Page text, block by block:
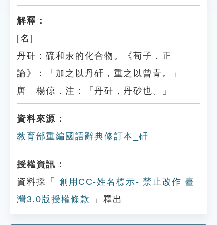
解釋：
[名]
丹矸：硫和汞的化合物。《荀子．正
論》：「加之以丹矸，重之以曾青。」
唐．楊倞．注：「丹矸，丹砂也。」
資料來源：
教育部重編國語辭典修訂本_矸
授權資訊：
資料採「
創用CC-姓名標示- 禁止改作 臺
灣3.0版授權條款
」釋出